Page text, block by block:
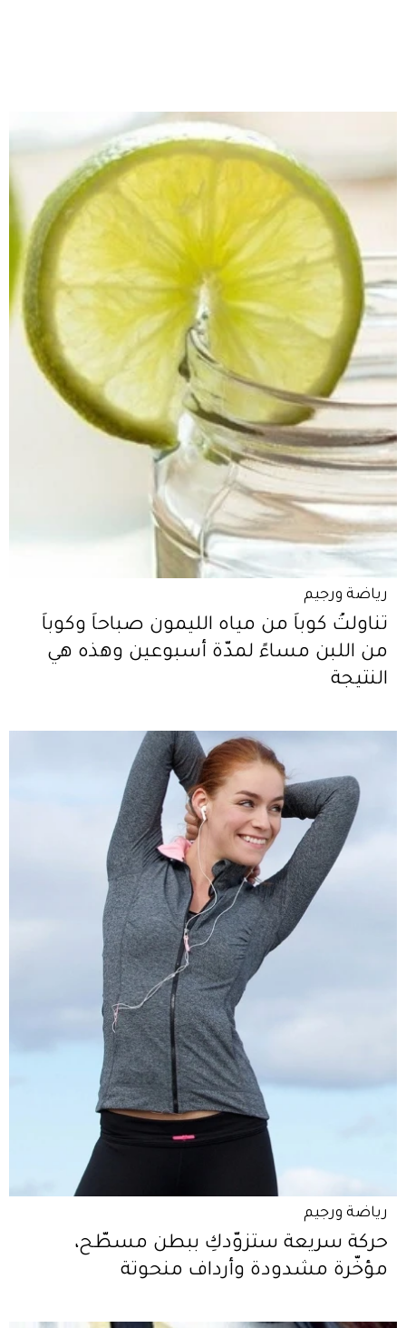
رياضة ورجيم
تناولتُ كوباً من مياه الليمون صباحاً وكوباً
من اللبن مساءً لمدّة أسبوعين وهذه هي
النتيجة
رياضة ورجيم
حركة سريعة ستزوّدكِ ببطن مسطّح،
مؤخّرة مشدودة وأرداف منحوتة